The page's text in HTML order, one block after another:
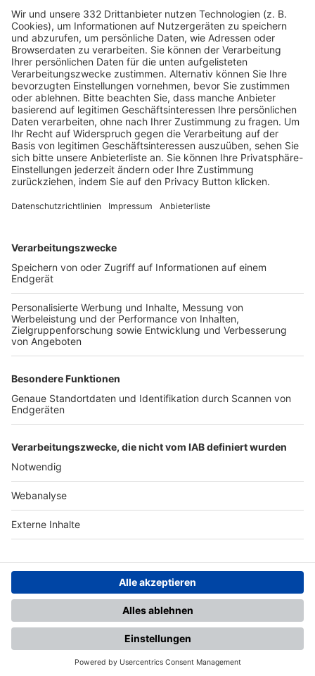
HÄUFIG BESUCHTE SEITEN
Pässe und Vereinswechsel
Trainerausbildung
Schulungsangebot Vereinsmitarbeiter
BFV-Geschäftsstellen
Trainerbörse
Login SpielPlus
FOLGE DEM BFV
TOP-VEREINE
TOP-PARTNER
Nutzungsbedingungen Datenschutz Impressum